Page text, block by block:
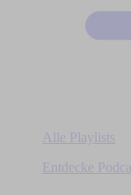
Alle Playlists
Entdecke